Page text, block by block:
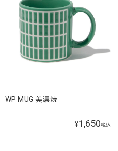
WP MUG 美濃焼
¥1,650税込